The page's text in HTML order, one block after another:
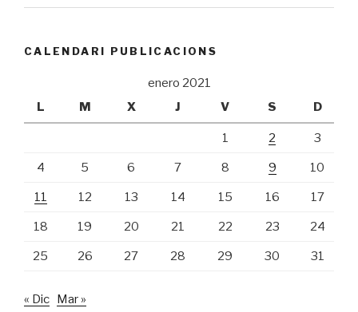
CALENDARI PUBLICACIONS
enero 2021
L
M X J V S D
1 2 3
4 5 6 7 8 9 10
11 12 13 14 15 16 17
18 19 20 21 22 23 24
25 26 27 28 29 30 31
« Dic Mar »